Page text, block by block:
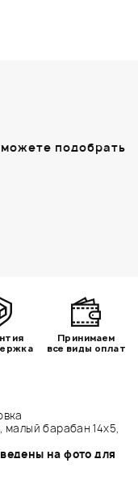
малый барабан 14x5,
на фото для
подобрать
Принимаем
все виды оплат